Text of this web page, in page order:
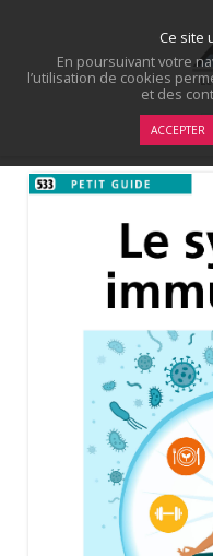
Ce site
En poursuivant votre
l’utilisation de cookies
et des
ACCEPTER